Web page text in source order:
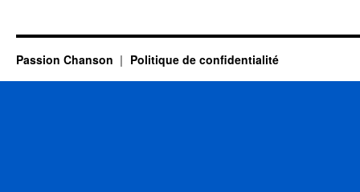
Passion Chanson Politique de confidentialité